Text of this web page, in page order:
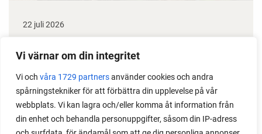
Vi värnar om din integritet
Vi och våra 1729 partnersanvänder cookies och andra
spårningstekniker för att förbättra din upplevelse på vår
webbplats. Vi kan lagra och/eller komma åt information från
din enhet och behandla personuppgifter, såsom din IP-adress
22 juli 2026
växter i en pallkrage tillsammans med andra växter.
Perfekt om du vill odla mycket i på liten yta.